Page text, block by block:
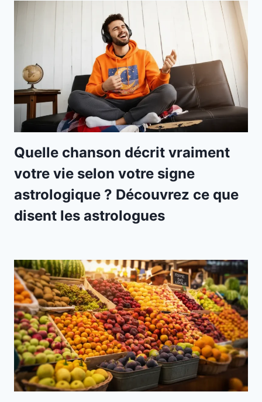
Quelle chanson décrit vraiment
votre vie selon votre signe
astrologique ? Découvrez ce que
disent les astrologues